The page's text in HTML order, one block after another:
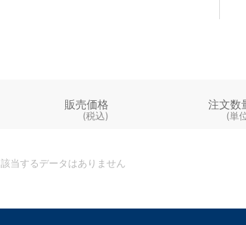
販売価格
(税込)
注文数
(単
該当するデータはありません